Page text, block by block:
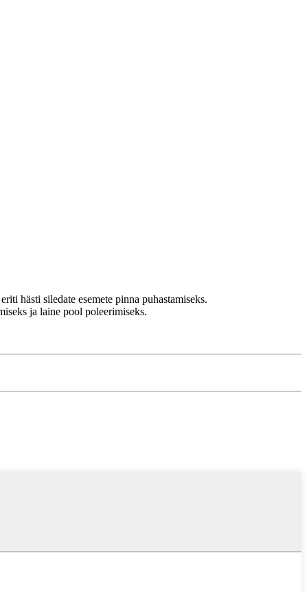
hästi siledate esemete pinna puhastamiseks.
ja laine pool poleerimiseks.